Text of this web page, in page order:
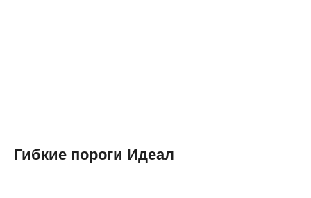
Гибкие пороги Идеал